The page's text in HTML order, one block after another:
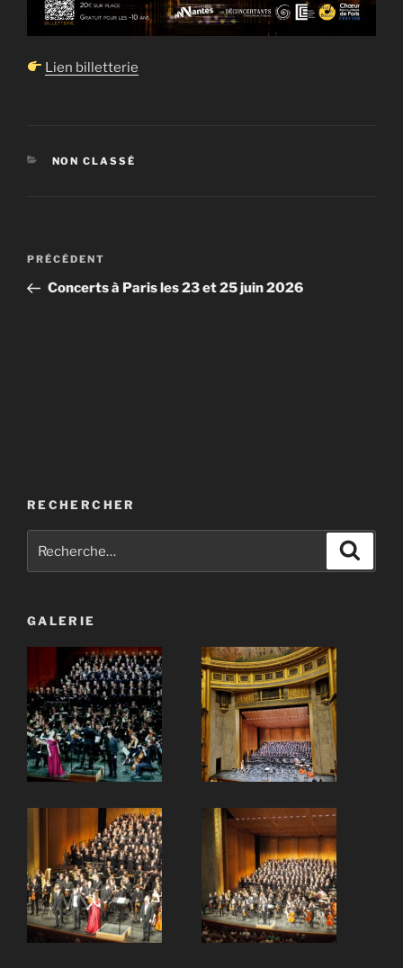
Lien billetterie
CATÉGORIES
NON CLASSÉ
Navigation
l’article
Article
précédent
PRÉCÉDENT
Concerts à Paris les 23 et 25 juin 2026
RECHERCHER
pour
GALERIE